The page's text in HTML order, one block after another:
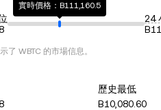
實時價格：B111,160.5
24
了 WBTC 的市場信息。
歷史最低
B10,080.60